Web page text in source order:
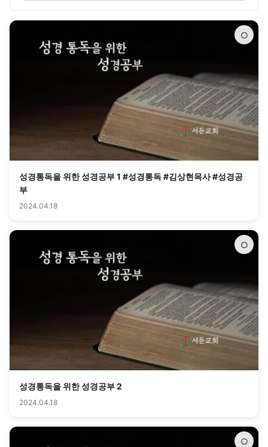
○
성경통독을 위한 성경공부 1 #성경통독 #김상현목사 #성경공
부
2024.04.18
○
성경통독을 위한 성경공부 2
2024.04.18
○